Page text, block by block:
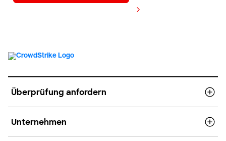
Überprüfung anfordern
Unternehmen